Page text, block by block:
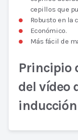
cepillos que
Robusto en la
Económico.
Más fácil de
Principio
del vídeo